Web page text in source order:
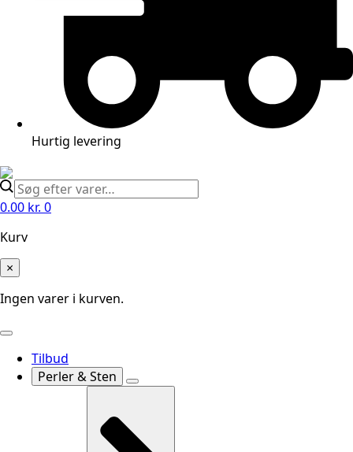
Hurtig levering
0.00 kr. 0
Kurv
×
Ingen varer i kurven.
Tilbud
Perler & Sten